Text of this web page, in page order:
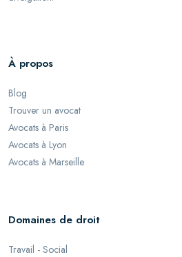
À propos
Blog
Trouver un avocat
Avocats à Paris
Avocats à Lyon
Avocats à Marseille
Domaines de droit
Travail - Social